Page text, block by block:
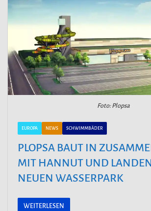
Foto: Plopsa
EUROPA NEWS SCHWIMMBÄDER
PLOPSA BAUT IN
MIT HANNUT UND
NEUEN WASSERPARK
WEITERLESEN